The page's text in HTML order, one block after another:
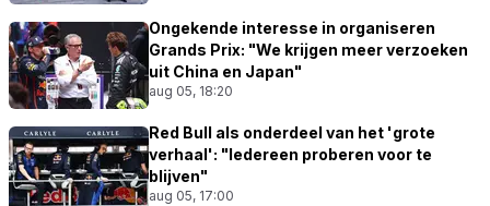
Ongekende interesse in organiseren
Grands Prix: "We krijgen meer verzoeken
uit China en Japan"
aug 05, 18:20
Red Bull als onderdeel van het 'grote
verhaal': "Iedereen proberen voor te
blijven"
aug 05, 17:00